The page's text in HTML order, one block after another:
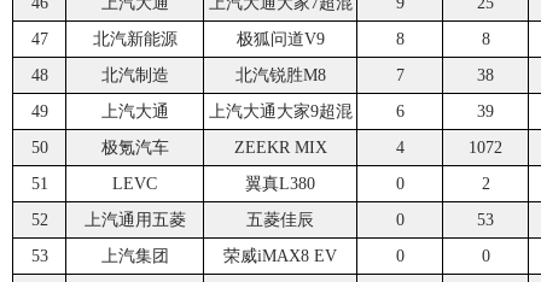
47
北汽新能源 极狐问道V9 8
8
48
北汽制造 北汽锐胜M8 7
38
49
上汽大通 上汽大通大家9超混 6
39
50
极氪汽车 ZEEKR MIX 4
1072
51
LEVC 翼真L380 0
2
52
上汽通用五菱 五菱佳辰 0
53
53
上汽集团 荣威iMAX8 EV 0
0